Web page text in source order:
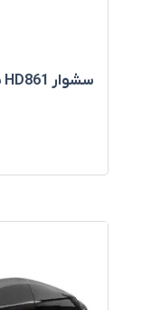
سشوار HD861 پارس خزر